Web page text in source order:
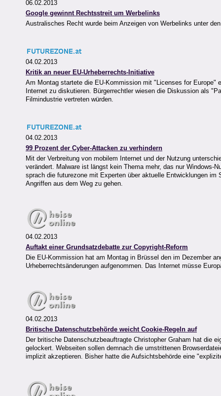
06.02.2013
Google gewinnt Rechtsstreit um Werbelinks
Australisches Recht wurde beim Anzeigen von Werbelinks unter
04.02.2013
Kritik an neuer EU-Urheberrechts-Initiative
Am Montag startete die EU-Kommission mit "Licenses for Europe"
Internet zu diskutieren. Bürgerrechtler wiesen die Diskussion als
Filmindustrie vertreten würden.
04.02.2013
99 Prozent der Cyber-Attacken zu verhindern
Mit der Verbreitung von mobilem Internet und der Nutzung
verändert. Malware ist längst kein Thema mehr, das nur Windows-
sprach die futurezone mit Experten über aktuelle Entwicklungen
Angriffen aus dem Weg zu gehen.
04.02.2013
Auftakt einer Grundsatzdebatte zur Copyright-Reform
Die EU-Kommission hat am Montag in Brüssel den im Dezember
Urheberrechtsänderungen aufgenommen. Das Internet müsse
04.02.2013
Britische Datenschutzbehörde weicht Cookie-Regeln auf
Der britische Datenschutzbeauftragte Christopher Graham hat die
gelockert. Webseiten sollen demnach die umstrittenen
implizit akzeptieren. Bisher hatte die Aufsichtsbehörde eine